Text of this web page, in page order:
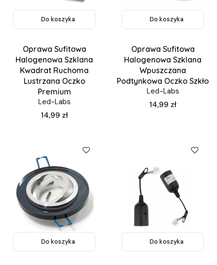
Do koszyka
Oprawa Sufitowa
Halogenowa Szklana
Kwadrat Ruchoma
Lustrzana Oczko
Premium
Led-Labs
Cena
14,99 zł
Do koszyka
Oprawa Sufitowa
Halogenowa Szklana
Wpuszczana
Podtynkowa Oczko Szkło
Led-Labs
Cena
14,99 zł
Do koszyka Do koszyka